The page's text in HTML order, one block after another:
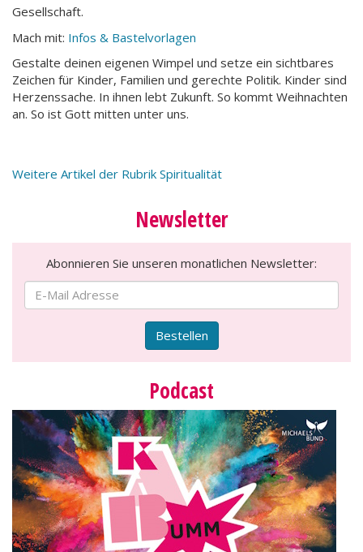
Gesellschaft.
Mach mit: Infos & Bastelvorlagen
Gestalte deinen eigenen Wimpel und setze ein sichtbares
Zeichen für Kinder, Familien und gerechte Politik. Kinder sind
Herzenssache. In ihnen lebt Zukunft. So kommt Weihnachten
an. So ist Gott mitten unter uns.
Weitere Artikel der Rubrik Spiritualität
Newsletter
Abonnieren Sie unseren monatlichen Newsletter:
Bestellen
Podcast